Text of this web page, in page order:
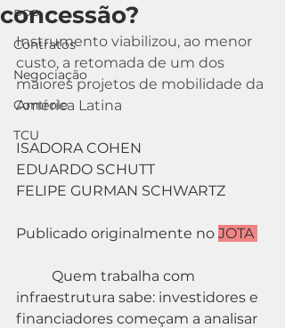
PPP
Contratos
Negociação
Controle
TCU
concessão?
Instrumento viabilizou, ao menor
custo, a retomada de um dos
maiores projetos de mobilidade da
América Latina
ISADORA COHEN
EDUARDO SCHUTT
FELIPE GURMAN SCHWARTZ
Publicado originalmente no JOTA
infraestrutura sabe: investidores e
financiadores começam a analisar